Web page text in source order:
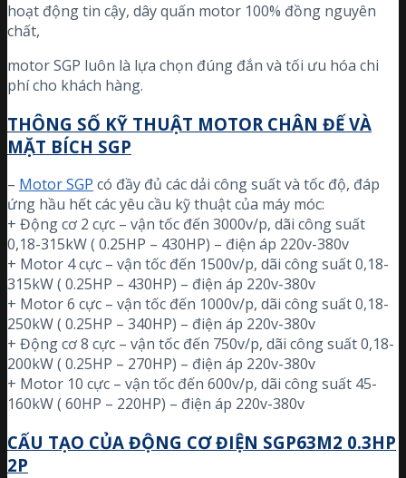
hoạt động tin cậy, dây quấn motor 100% đồng nguyên
chất,
motor SGP luôn là lựa chọn đúng đắn và tối ưu hóa chi
phí cho khách hàng.
THÔNG SỐ KỸ THUẬT MOTOR CHÂN ĐẾ VÀ
MẶT BÍCH SGP
– Motor SGP có đầy đủ các dải công suất và tốc độ, đáp
ứng hầu hết các yêu cầu kỹ thuật của máy móc:
+ Động cơ 2 cực – vận tốc đến 3000v/p, dãi công suất
0,18-315kW ( 0.25HP – 430HP) – điện áp 220v-380v
+ Motor 4 cực – vận tốc đến 1500v/p, dãi công suất 0,18-
315kW ( 0.25HP – 430HP) – điện áp 220v-380v
+ Motor 6 cực – vận tốc đến 1000v/p, dãi công suất 0,18-
250kW ( 0.25HP – 340HP) – điện áp 220v-380v
+ Động cơ 8 cực – vận tốc đến 750v/p, dãi công suất 0,18-
200kW ( 0.25HP – 270HP) – điện áp 220v-380v
+ Motor 10 cực – vận tốc đến 600v/p, dãi công suất 45-
160kW ( 60HP – 220HP) – điện áp 220v-380v
CẤU TẠO CỦA ĐỘNG CƠ ĐIỆN SGP63M2 0.3HP
2P